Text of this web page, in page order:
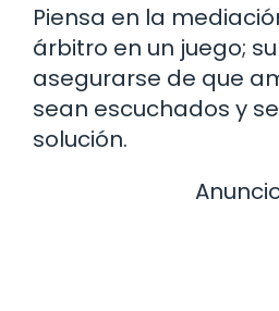
Piensa en la
árbitro en un juego;
asegurarse de que
sean escuchados y
solución.